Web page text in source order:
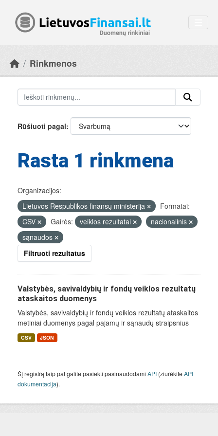
Rinkmenos
Rūšiuoti pagal
Rasta 1 rinkmena
Organizacijos:
Lietuvos Respublikos finansų ministerija
Formatai:
CSV
Gairės: veiklos rezultatai
nacionalinis
sąnaudos
Filtruoti rezultatus
Valstybės, savivaldybių ir fondų veiklos rezultatų
ataskaitos duomenys
Valstybės, savivaldybių ir fondų veiklos rezultatų ataskaitos
metiniai duomenys pagal pajamų ir sąnaudų straipsnius
CSV JSON
Šį registrą taip pat galite pasiekti pasinaudodami API (žiūrėkiteAPI
dokumentacija).